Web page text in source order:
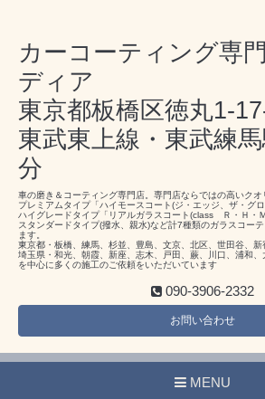
カーコーティング専
ディア
東京都板橋区徳丸1-
東武東上線・東武練
分
車の磨き＆コーティング専門店。専門店ならではの高いク
プレミアムタイプ「ハイモースコート(ジ・エッジ、ザ・グロ
ハイグレードタイプ「リアルガラスコート(class Ｒ・Ｈ・Ｍ
スタンダードタイプ(撥水、親水)など計7種類のガラスコー
ます。
東京都・板橋、練馬、杉並、豊島、文京、北区、世田谷、新
埼玉県・和光、朝霞、新座、志木、戸田、蕨、川口、浦和、
を中心に多くの施工のご依頼をいただいています
090-3906-2332
お問い合わせ
MENU